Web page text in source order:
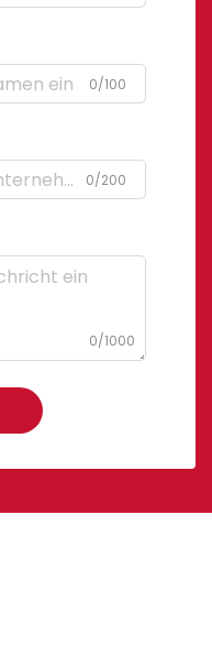
0/100
0/200
0/1000